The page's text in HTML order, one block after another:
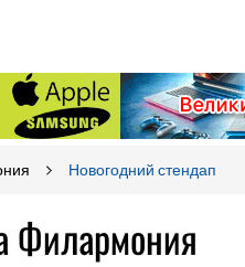
Новогодний стендап
Филармония